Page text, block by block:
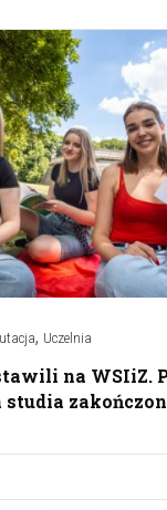
, Uczelnia
na WSIiZ.